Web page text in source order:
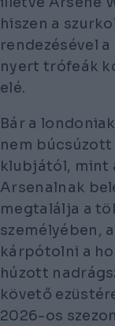
hiszen a
rendezésével
nyert trófeák
elé.
Bár a
nem búcsúzott
klubjától, mint
Arsenalnak
megtalálja a
személyében,
kárpótolni a
húzott
követő
2026-os